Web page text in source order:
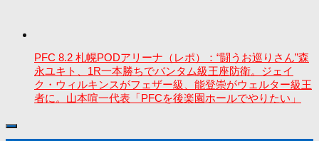
PFC 8.2 札幌PODアリーナ（レポ）：“闘うお巡りさん”森
永ユキト、1R一本勝ちでバンタム級王座防衛。ジェイ
ク・ウィルキンスがフェザー級、能登崇がウェルター級王
者に。山本喧一代表「PFCを後楽園ホールでやりたい」